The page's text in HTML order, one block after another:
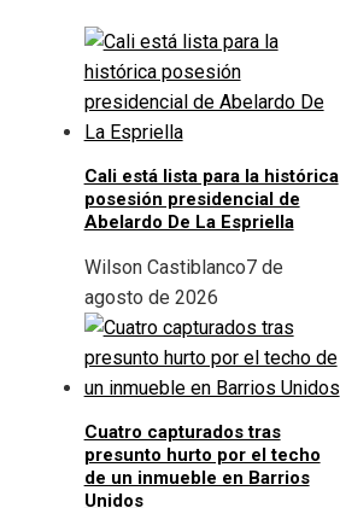
Cali está lista para la histórica
posesión presidencial de
Abelardo De La Espriella
Wilson Castiblanco7 de
agosto de 2026
Cuatro capturados tras
presunto hurto por el techo
de un inmueble en Barrios
Unidos